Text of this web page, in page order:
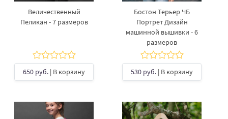
Величественный
Пеликан - 7 размеров
650 руб. | В корзину
Бостон Терьер ЧБ
Портрет Дизайн
машинной вышивки - 6
размеров
530 руб. | В корзину